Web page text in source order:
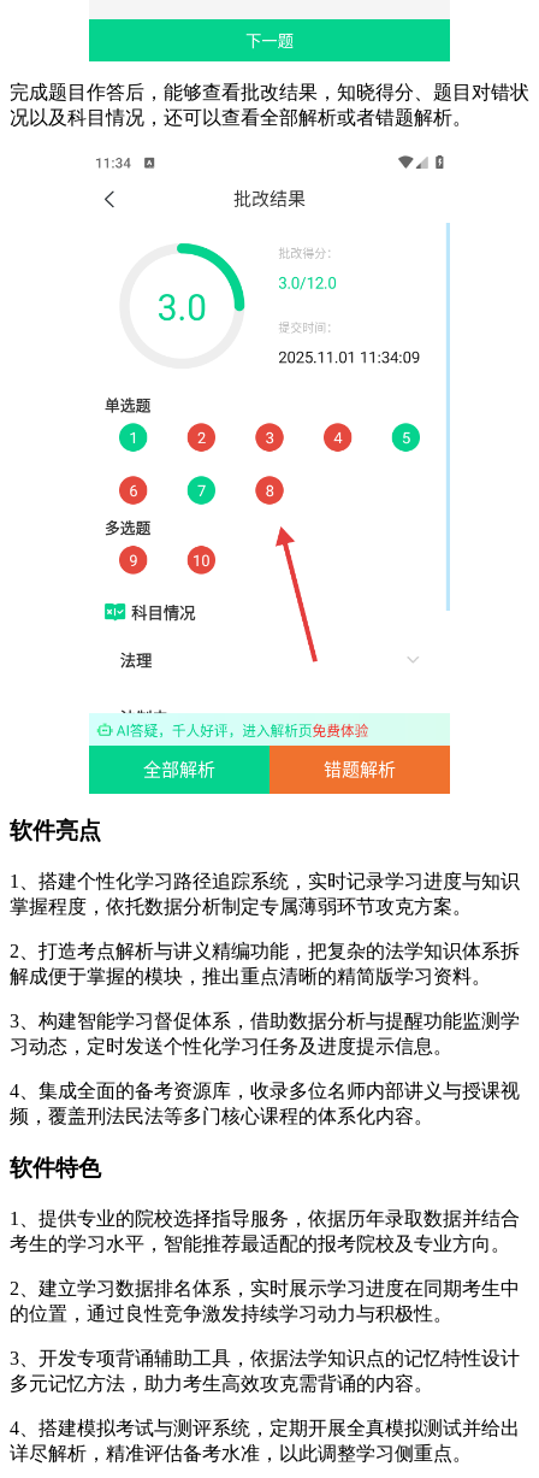
完成题目作答后，能够查看批改结果，知晓得分、题目对错状
况以及科目情况，还可以查看全部解析或者错题解析。
软件亮点
1、搭建个性化学习路径追踪系统，实时记录学习进度与知识
掌握程度，依托数据分析制定专属薄弱环节攻克方案。
2、打造考点解析与讲义精编功能，把复杂的法学知识体系拆
解成便于掌握的模块，推出重点清晰的精简版学习资料。
3、构建智能学习督促体系，借助数据分析与提醒功能监测学
习动态，定时发送个性化学习任务及进度提示信息。
4、集成全面的备考资源库，收录多位名师内部讲义与授课视
频，覆盖刑法民法等多门核心课程的体系化内容。
软件特色
1、提供专业的院校选择指导服务，依据历年录取数据并结合
考生的学习水平，智能推荐最适配的报考院校及专业方向。
2、建立学习数据排名体系，实时展示学习进度在同期考生中
的位置，通过良性竞争激发持续学习动力与积极性。
3、开发专项背诵辅助工具，依据法学知识点的记忆特性设计
多元记忆方法，助力考生高效攻克需背诵的内容。
4、搭建模拟考试与测评系统，定期开展全真模拟测试并给出
详尽解析，精准评估备考水准，以此调整学习侧重点。